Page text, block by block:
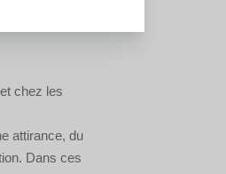
chez les
attirance, du
Dans ces